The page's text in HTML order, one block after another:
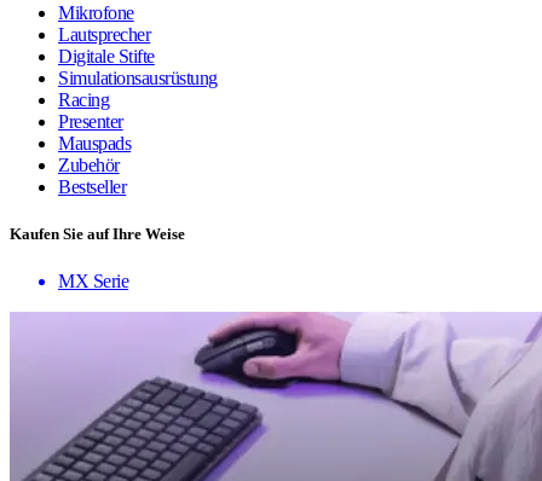
Mikrofone
Lautsprecher
Digitale Stifte
Simulationsausrüstung
Racing
Presenter
Mauspads
Zubehör
Bestseller
Kaufen Sie auf Ihre Weise
MX Serie